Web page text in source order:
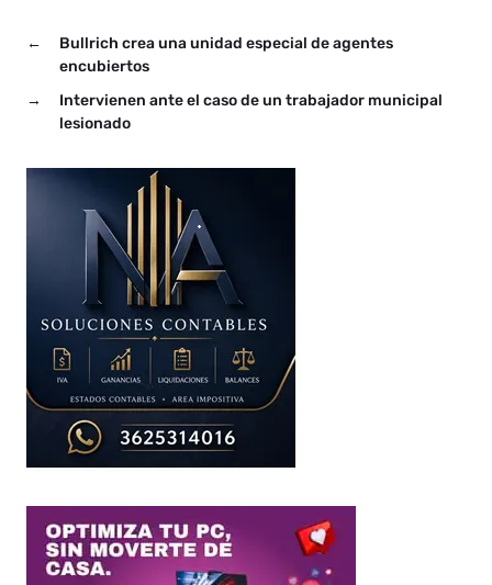
←
Bullrich crea una unidad especial de agentes
encubiertos
→
Intervienen ante el caso de un trabajador municipal
lesionado